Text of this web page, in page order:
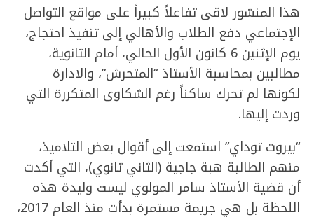
هذا المنشور لاقى تفاعلاً كبيراً على مواقع التواصل
الإجتماعي دفع الطلاب والأهالي إلى تنفيذ احتجاج،
يوم الإثنين 6 كانون الأول الحالي، أمام الثانوية،
مطالبين بمحاسبة الأستاذ “المتحرش”، والادارة
لكونها لم تحرك ساكناً رغم الشكاوى المتكررة التي
وردت إليها.
“بيروت توداي” استمعت إلى أقوال بعض التلاميذ،
منهم الطالبة هبة جاجية (الثاني ثانوي)، التي أكدت
أن قضية الأستاذ سامر المولوي ليست وليدة هذه
اللحظة بل هي جريمة مستمرة بدأت منذ العام 2017،